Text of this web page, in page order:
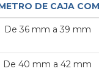
DE CAJA
De 36 mm a 39 mm
De 40 mm a 42 mm